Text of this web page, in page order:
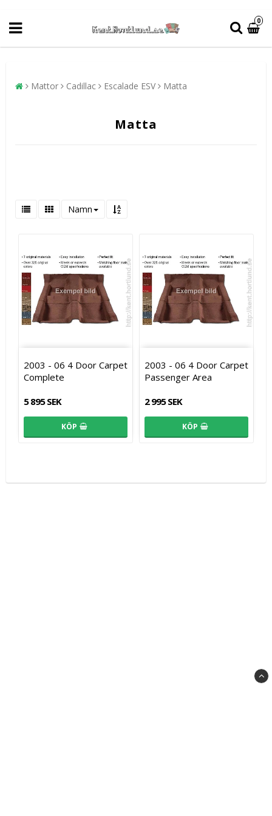
0
Mattor Cadillac Escalade ESV Matta
Matta
Namn
2003 - 06 4 Door Carpet
Complete
5 895 SEK
KÖP
2003 - 06 4 Door Carpet
Passenger Area
2 995 SEK
KÖP